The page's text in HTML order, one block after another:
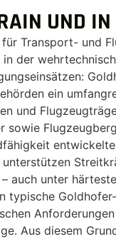
UND
Transport- und
der
ein
und
sowie
unter
Aus diesem